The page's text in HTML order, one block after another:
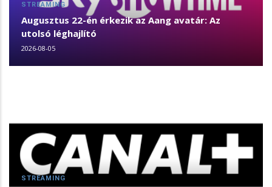
STREAMING
Augusztus 22-én érkezik az Aang avatár: Az
utolsó léghajlító
2026-08-05
STREAMING